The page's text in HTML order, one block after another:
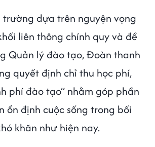
trường dựa trên nguyện vọng
liên thông chính quy và đề
Quản lý đào tạo, Đoàn thanh
quyết định chỉ thu học phí,
phí đào tạo” nhằm góp phần
ổn định cuộc sống trong bối
khăn như hiện nay.